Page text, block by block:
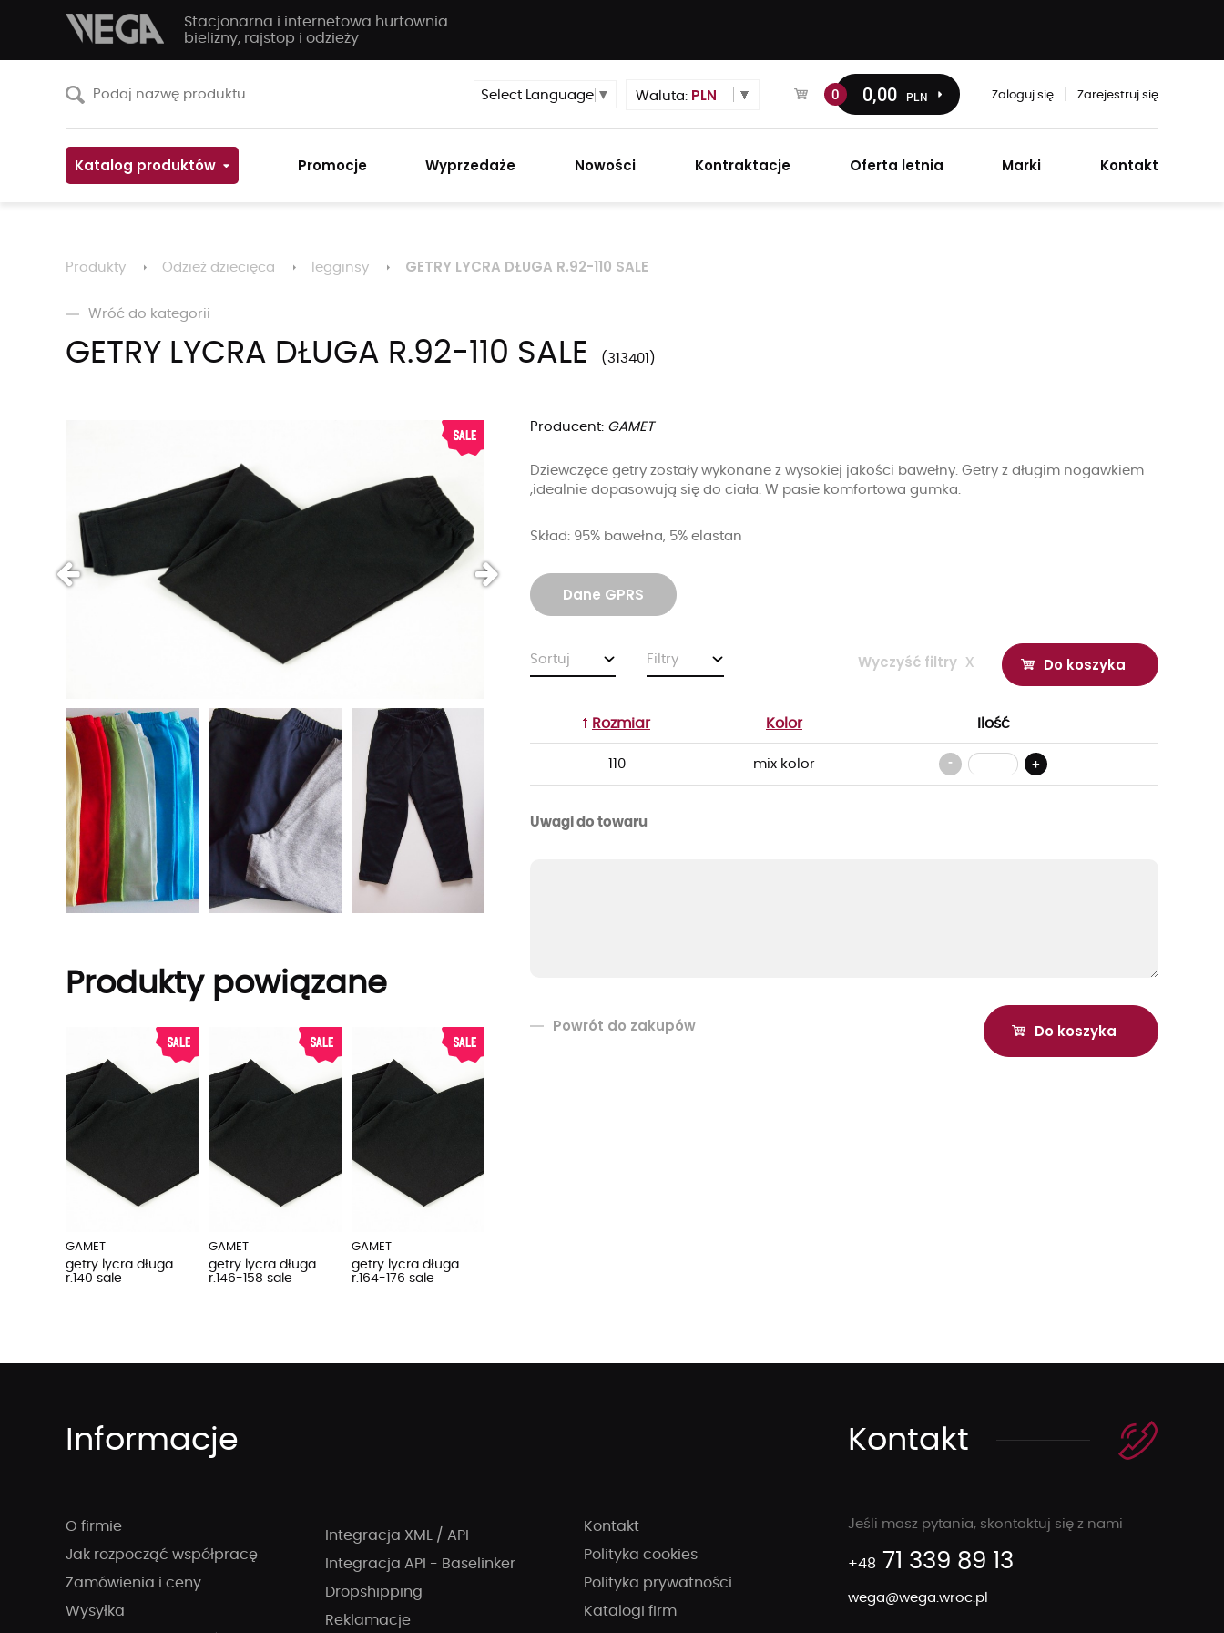
Stacjonarna i internetowa hurtownia
bielizny, rajstop i odzieży
Select Language ▼ Waluta: PLN 0 0,00 PLN Zaloguj się Zarejestruj się
Katalog produktów Promocje Wyprzedaże Nowości Kontraktacje Oferta letnia Marki Kontakt
Produkty Odzież dziecięca legginsy GETRY LYCRA DŁUGA R.92-110 SALE
Wróć do kategorii
GETRY LYCRA DŁUGA R.92-110 SALE 313401
Produkty powiązane
GAMET
getry lycra długa
r.140 sale
GAMET
getry lycra długa
r.146-158 sale
GAMET
getry lycra długa
r.164-176 sale
Producent: GAMET
Dziewczęce getry zostały wykonane z wysokiej jakości bawełny. Getry z długim nogawkiem
,idealnie dopasowują się do ciała. W pasie komfortowa gumka.
Skład: 95% bawełna, 5% elastan
Dane GPRS
Sortuj Filtry Do koszyka
Wyczyść filtry x
Rozmiar Kolor Ilość
110 mix kolor - +
Uwagi do towaru
Powrót do zakupów
Informacje
O firmie
Jak rozpocząć współpracę
Zamówienia i ceny
Wysyłka
Integracja XML / API
Integracja API - Baselinker
Dropshipping
Reklamacje
Kontakt
Polityka cookies
Polityka prywatności
Katalogi firm
Kontakt
Jeśli masz pytania, skontaktuj się z nami
+48 71 339 89 13
wega@wega.wroc.pl